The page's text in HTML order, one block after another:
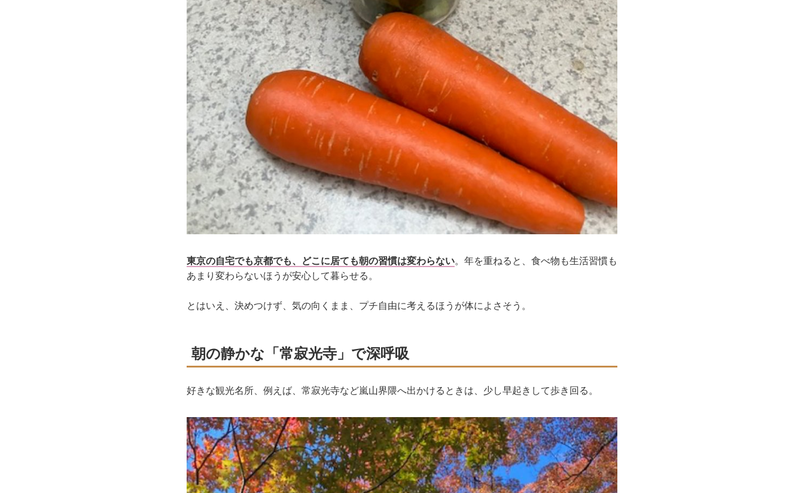
東京の自宅でも京都でも、どこに居ても朝の習慣は変わらない。年を重ねると、食べ物も生活習慣も
あまり変わらないほうが安心して暮らせる。
とはいえ、決めつけず、気の向くまま、プチ自由に考えるほうが体によさそう。
朝の静かな「常寂光寺」で深呼吸
好きな観光名所、例えば、常寂光寺など嵐山界隈へ出かけるときは、少し早起きして歩き回る。